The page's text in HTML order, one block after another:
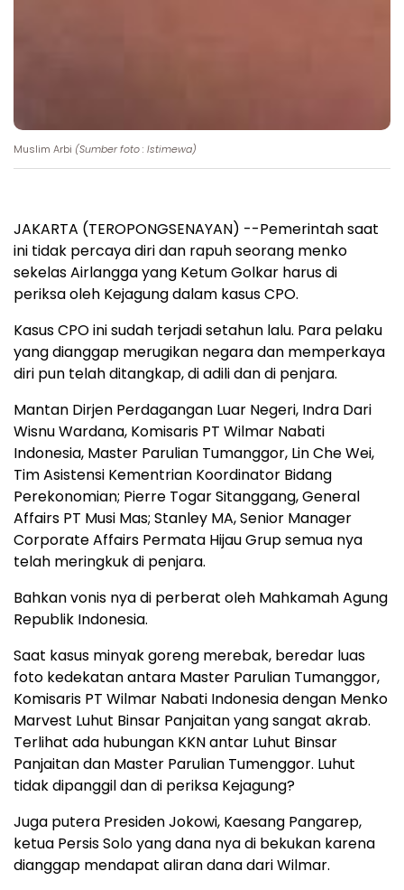
Muslim Arbi (Sumber foto : Istimewa)
JAKARTA (TEROPONGSENAYAN) --Pemerintah saat
ini tidak percaya diri dan rapuh seorang menko
sekelas Airlangga yang Ketum Golkar harus di
periksa oleh Kejagung dalam kasus CPO.
Kasus CPO ini sudah terjadi setahun lalu. Para pelaku
yang dianggap merugikan negara dan memperkaya
diri pun telah ditangkap, di adili dan di penjara.
Mantan Dirjen Perdagangan Luar Negeri, Indra Dari
Wisnu Wardana, Komisaris PT Wilmar Nabati
Indonesia, Master Parulian Tumanggor, Lin Che Wei,
Tim Asistensi Kementrian Koordinator Bidang
Perekonomian; Pierre Togar Sitanggang, General
Affairs PT Musi Mas; Stanley MA, Senior Manager
Corporate Affairs Permata Hijau Grup semua nya
telah meringkuk di penjara.
Bahkan vonis nya di perberat oleh Mahkamah Agung
Republik Indonesia.
Saat kasus minyak goreng merebak, beredar luas
foto kedekatan antara Master Parulian Tumanggor,
Komisaris PT Wilmar Nabati Indonesia dengan Menko
Marvest Luhut Binsar Panjaitan yang sangat akrab.
Terlihat ada hubungan KKN antar Luhut Binsar
Panjaitan dan Master Parulian Tumenggor. Luhut
tidak dipanggil dan di periksa Kejagung?
Juga putera Presiden Jokowi, Kaesang Pangarep,
ketua Persis Solo yang dana nya di bekukan karena
dianggap mendapat aliran dana dari Wilmar.